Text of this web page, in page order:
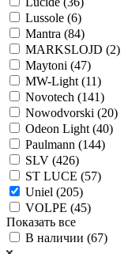
Lussole (6)
Mantra (84)
MARKSLOJD (2)
Maytoni (47)
MW-Light (11)
Novotech (141)
Nowodvorski (20)
Odeon Light (40)
Paulmann (144)
SLV (426)
ST LUCE (57)
Uniel (205)
VOLPE (45)
Показать все
В наличии (67)